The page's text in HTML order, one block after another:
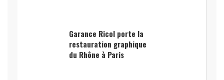
Garance Ricol porte la
restauration graphique
du Rhône à Paris